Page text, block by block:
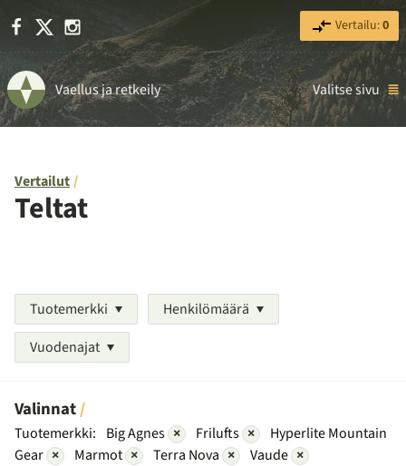
Facebook Instagram Vertailu:0
Vaellus ja retkeily Valitse sivu
Vertailut
Teltat
Tuotemerkki
Henkilömäärä
Vuodenajat
Valinnat
Tuotemerkki: Big Agnes × Frilufts ×
Hyperlite Mountain
Gear × Marmot × Terra Nova × Vaude ×